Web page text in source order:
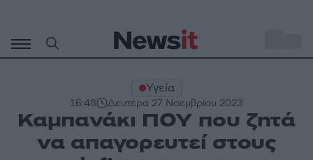
περιεχόμενο
Υγεία
16:48 Δευτέρα 27 Νοεμβρίου 2023
Καμπανάκι ΠΟΥ που ζητά
να απαγορευτεί στους